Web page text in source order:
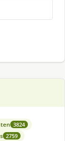
3824
2759